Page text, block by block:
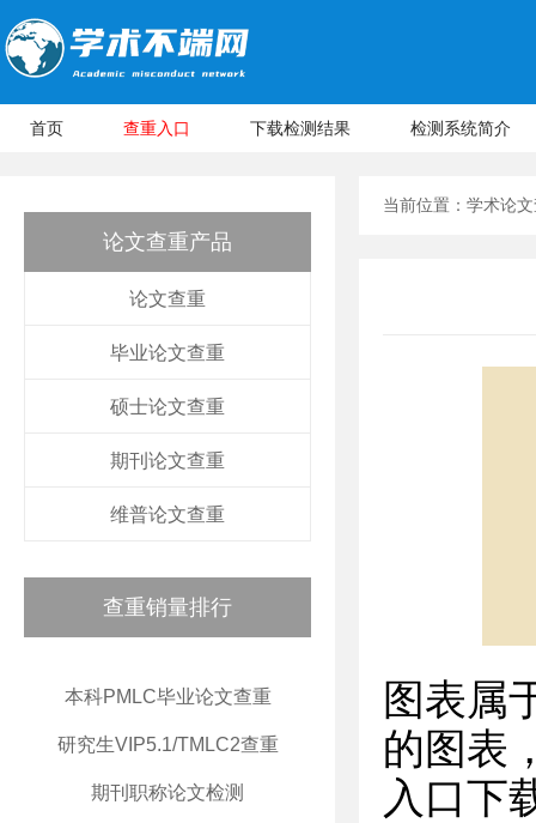
首页 查重入口 下载检测结果 检测系统简介
论文查重产品
论文查重
毕业论文查重
硕士论文查重
期刊论文查重
维普论文查重
查重销量排行
本科PMLC毕业论文查重
研究生VIP5.1/TMLC2查重
期刊职称论文检测
当前位置： 学术论
图表属
的图表
入口下